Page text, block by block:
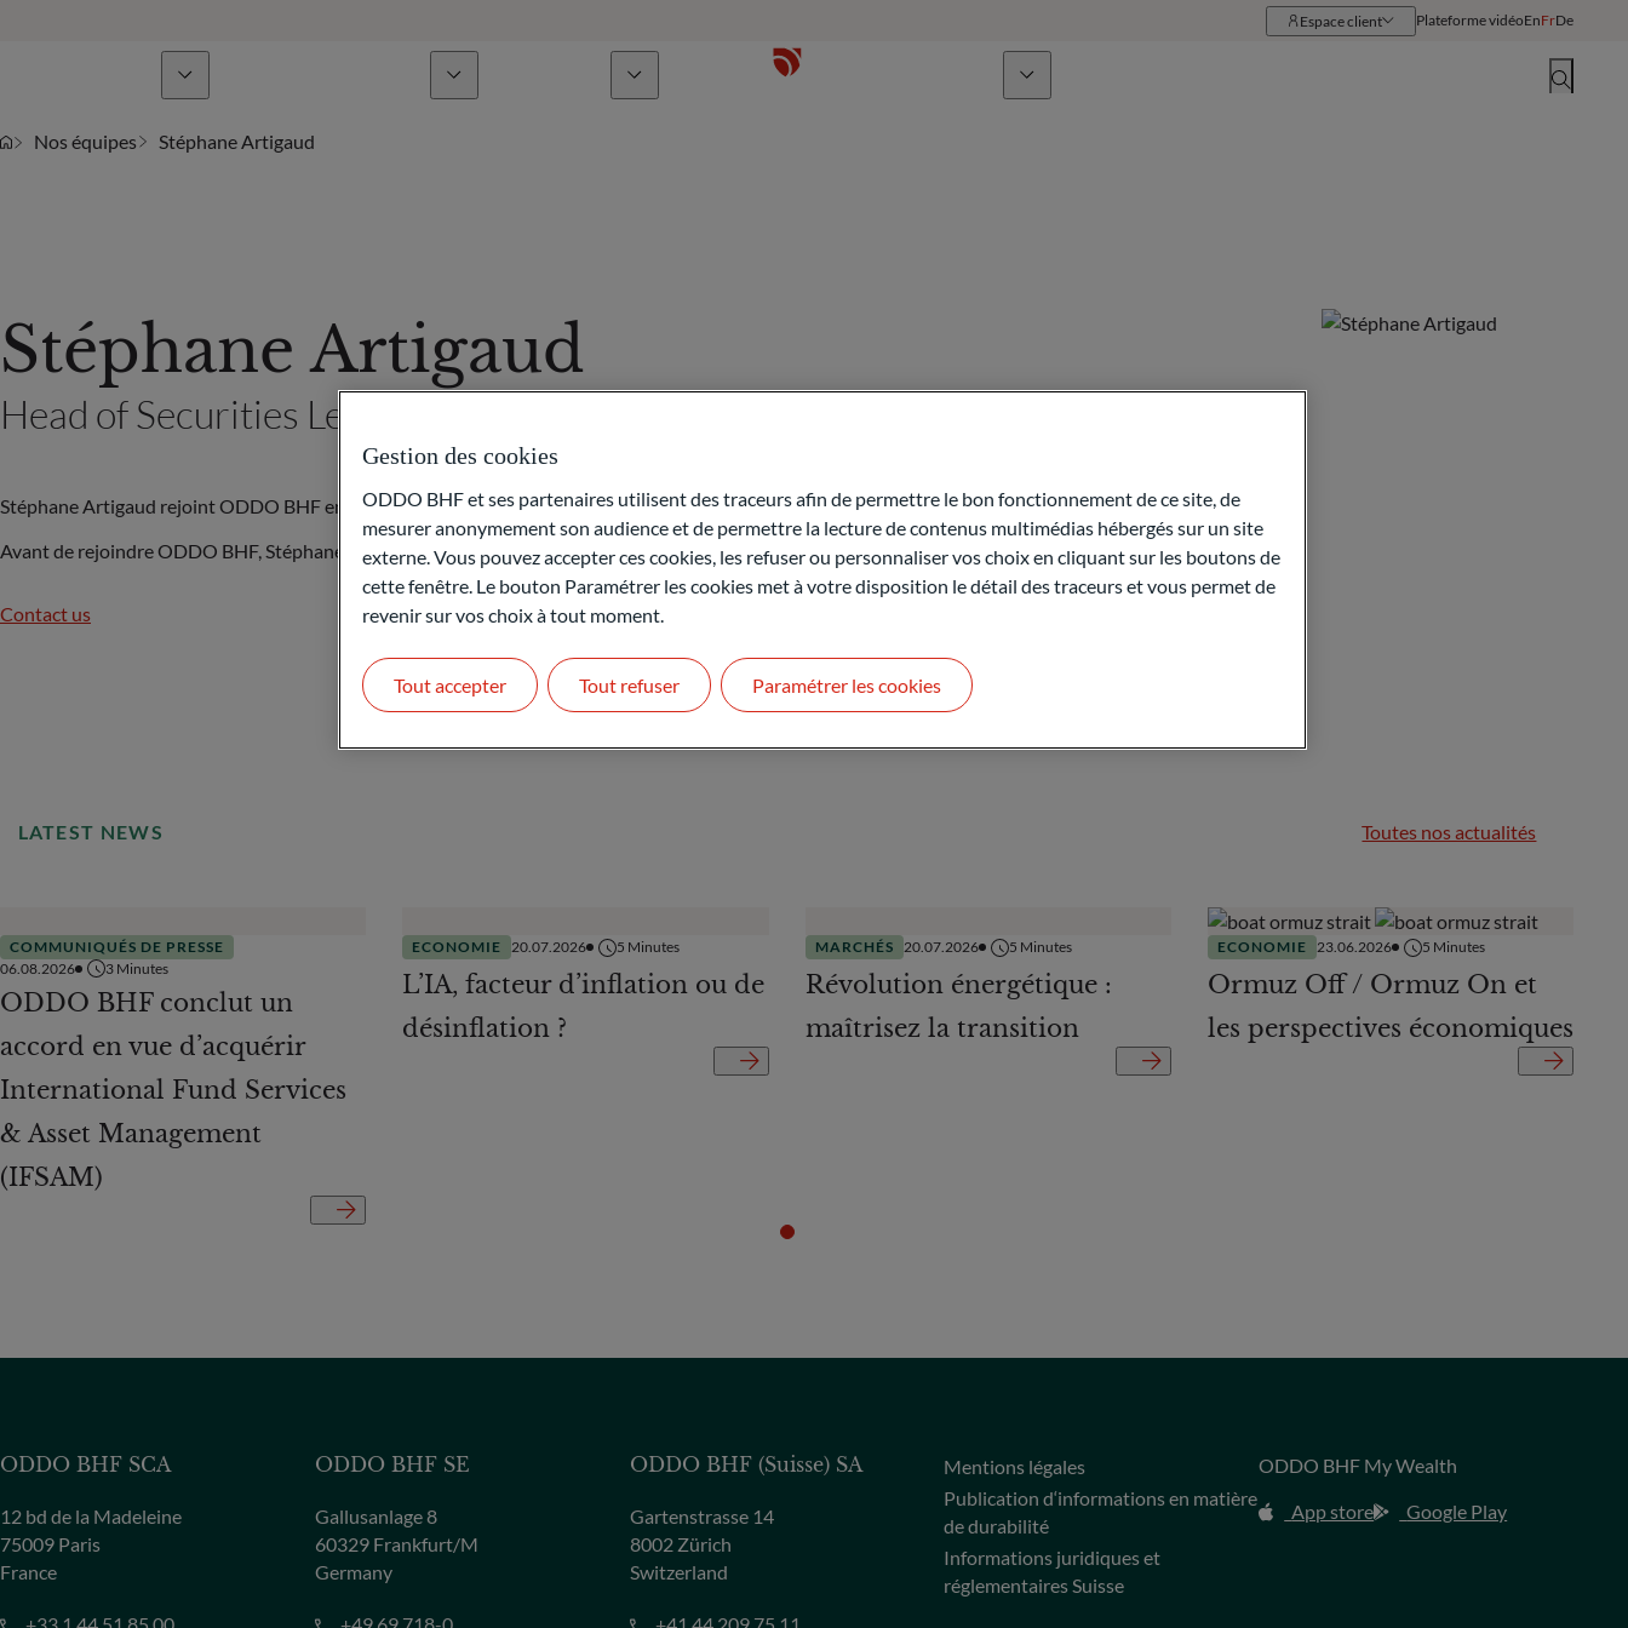
Espace client Plateforme vidéoEnFrDe
Nos équipes Stéphane Artigaud
Stéphane Artigaud
Head of Securities Lending & Repo
Stéphane Artigaud rejoint ODDO BHF en 2011 en tant que Head of Repo.
Avant de rejoindre ODDO BHF, Stéphane a exercé la fonction de co-Directeur financier pour la Banque d’Orsay pendant 13 ans.
Contact us
LATEST NEWS Toutes nos actualités
COMMUNIQUÉS DE PRESSE
06.08.2026
3 Minutes
ODDO BHF conclut un
accord en vue d’acquérir
International Fund Services
& Asset Management
(IFSAM)
ECONOMIE 20.07.2026 5 Minutes
L’IA, facteur d’inflation ou de
désinflation ?
MARCHÉS 20.07.2026 5 Minutes
Révolution énergétique :
maîtrisez la transition
ECONOMIE 23.06.2026 5 Minutes
Ormuz Off / Ormuz On et
les perspectives économiques
ODDO BHF SCA
12 bd de la Madeleine
75009 Paris
France
ODDO BHF SE
Gallusanlage 8
60329 Frankfurt/M
Germany
ODDO BHF (Suisse) SA
Gartenstrasse 14
8002 Zürich
Switzerland
Mentions légales
Publication d‘informations en matière
de durabilité
Informations juridiques et
réglementaires Suisse
ODDO BHF My Wealth
App store
Google Play
Gestion des cookies
ODDO BHF et ses partenaires utilisent des traceurs afin de permettre le bon fonctionnement de ce site, de
mesurer anonymement son audience et de permettre la lecture de contenus multimédias hébergés sur un site
externe. Vous pouvez accepter ces cookies, les refuser ou personnaliser vos choix en cliquant sur les boutons de
cette fenêtre. Le bouton Paramétrer les cookies met à votre disposition le détail des traceurs et vous permet de
revenir sur vos choix à tout moment.
Tout refuser
Tout accepter Paramétrer les cookies